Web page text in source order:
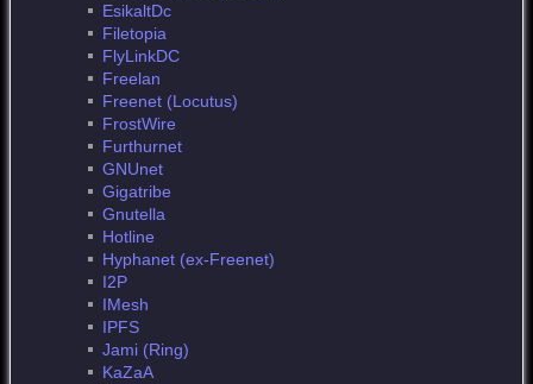
EsikaltDc
Filetopia
FlyLinkDC
Freelan
Freenet (Locutus)
FrostWire
Furthurnet
GNUnet
Gigatribe
Gnutella
Hotline
Hyphanet (ex-Freenet)
I2P
IMesh
IPFS
Jami (Ring)
KaZaA